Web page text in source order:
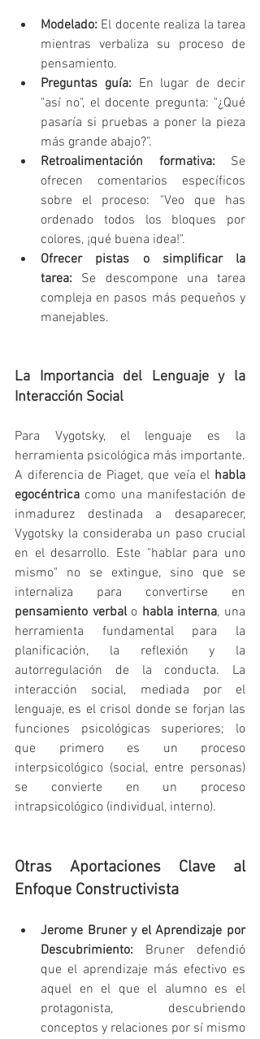
Modelado: El docente realiza la tarea
mientras verbaliza su proceso de
pensamiento.
Preguntas guía: En lugar de decir
"así no", el docente pregunta: "¿Qué
pasaría si pruebas a poner la pieza
más grande abajo?".
Retroalimentación formativa: Se
ofrecen comentarios específicos
sobre el proceso: "Veo que has
ordenado todos los bloques por
colores, ¡qué buena idea!".
Ofrecer pistas o simplificar la
tarea: Se descompone una tarea
compleja en pasos más pequeños y
manejables.
La Importancia del Lenguaje y la
Interacción Social
Para Vygotsky, el lenguaje es la
herramienta psicológica más importante.
A diferencia de Piaget, que veía el habla
egocéntrica como una manifestación de
inmadurez destinada a desaparecer,
Vygotsky la consideraba un paso crucial
en el desarrollo. Este "hablar para uno
mismo" no se extingue, sino que se
pensamiento verbal o habla interna, una
herramienta fundamental para la
planificación, la reflexión y la
autorregulación de la conducta. La
interacción social, mediada por el
lenguaje, es el crisol donde se forjan las
funciones psicológicas superiores; lo
que primero es un proceso
interpsicológico (social, entre personas)
se convierte en un proceso
intrapsicológico (individual, interno).
Otras Aportaciones Clave al
Enfoque Constructivista
Jerome Bruner y el Aprendizaje por
Descubrimiento: Bruner defendió
que el aprendizaje más efectivo es
aquel en el que el alumno es el
protagonista, descubriendo
conceptos y relaciones por sí mismo